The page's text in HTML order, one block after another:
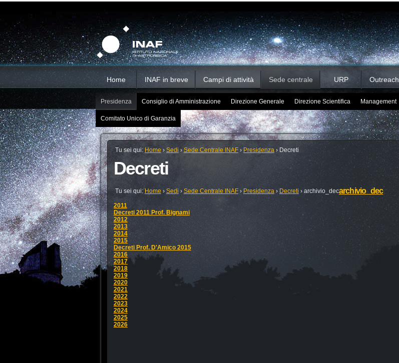
contenuti.
Salta
alla
navigazione
Home INAF in breve Campi di attività Sede centrale URP Outreach
Presidenza Consiglio di Amministrazione Direzione Generale Direzione Scientifica Management
Comitato Unico di Garanzia
Tu sei qui: Home › Sedi › Sede Centrale INAF › Presidenza › Decreti
Decreti
Tu sei qui: Home › Sedi › Sede Centrale INAF › Presidenza › Decreti › archivio_decarchivio_dec
2011
Decreti 2011 Prof. Bignami
2012
2013
2014
2015
Decreti Prof. D'Amico 2015
2016
2017
2018
2019
2020
2021
2022
2023
2024
2025
2026